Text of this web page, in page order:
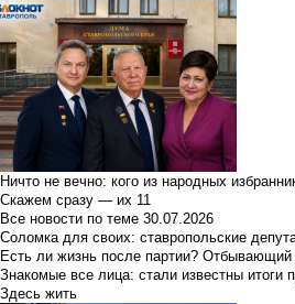
Ничто не вечно: кого из народных
Скажем сразу — их 11
Все новости по теме 30.07.2026
Соломка для своих: ставропольские
Есть ли жизнь после партии?
Знакомые все лица: стали известны итоги
Здесь жить